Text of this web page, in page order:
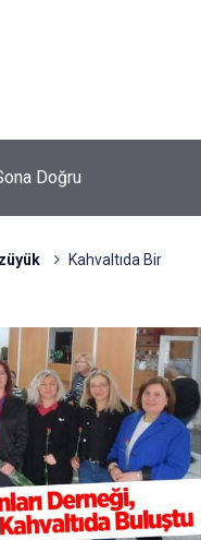
Doğru
Kahvaltıda Bir